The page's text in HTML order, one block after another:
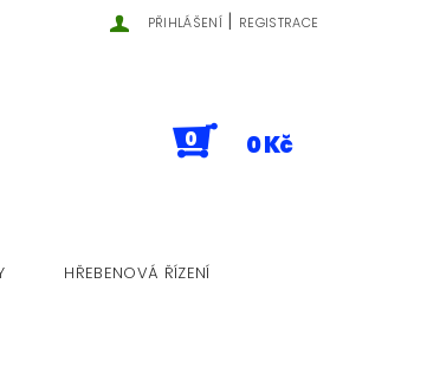
PŘIHLÁŠENÍ | REGISTRACE
0 0 Kč
HŘEBENOVÁ ŘÍZENÍ